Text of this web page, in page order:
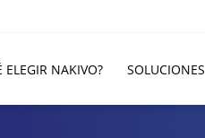
ELEGIR NAKIVO? SOLUCIONES